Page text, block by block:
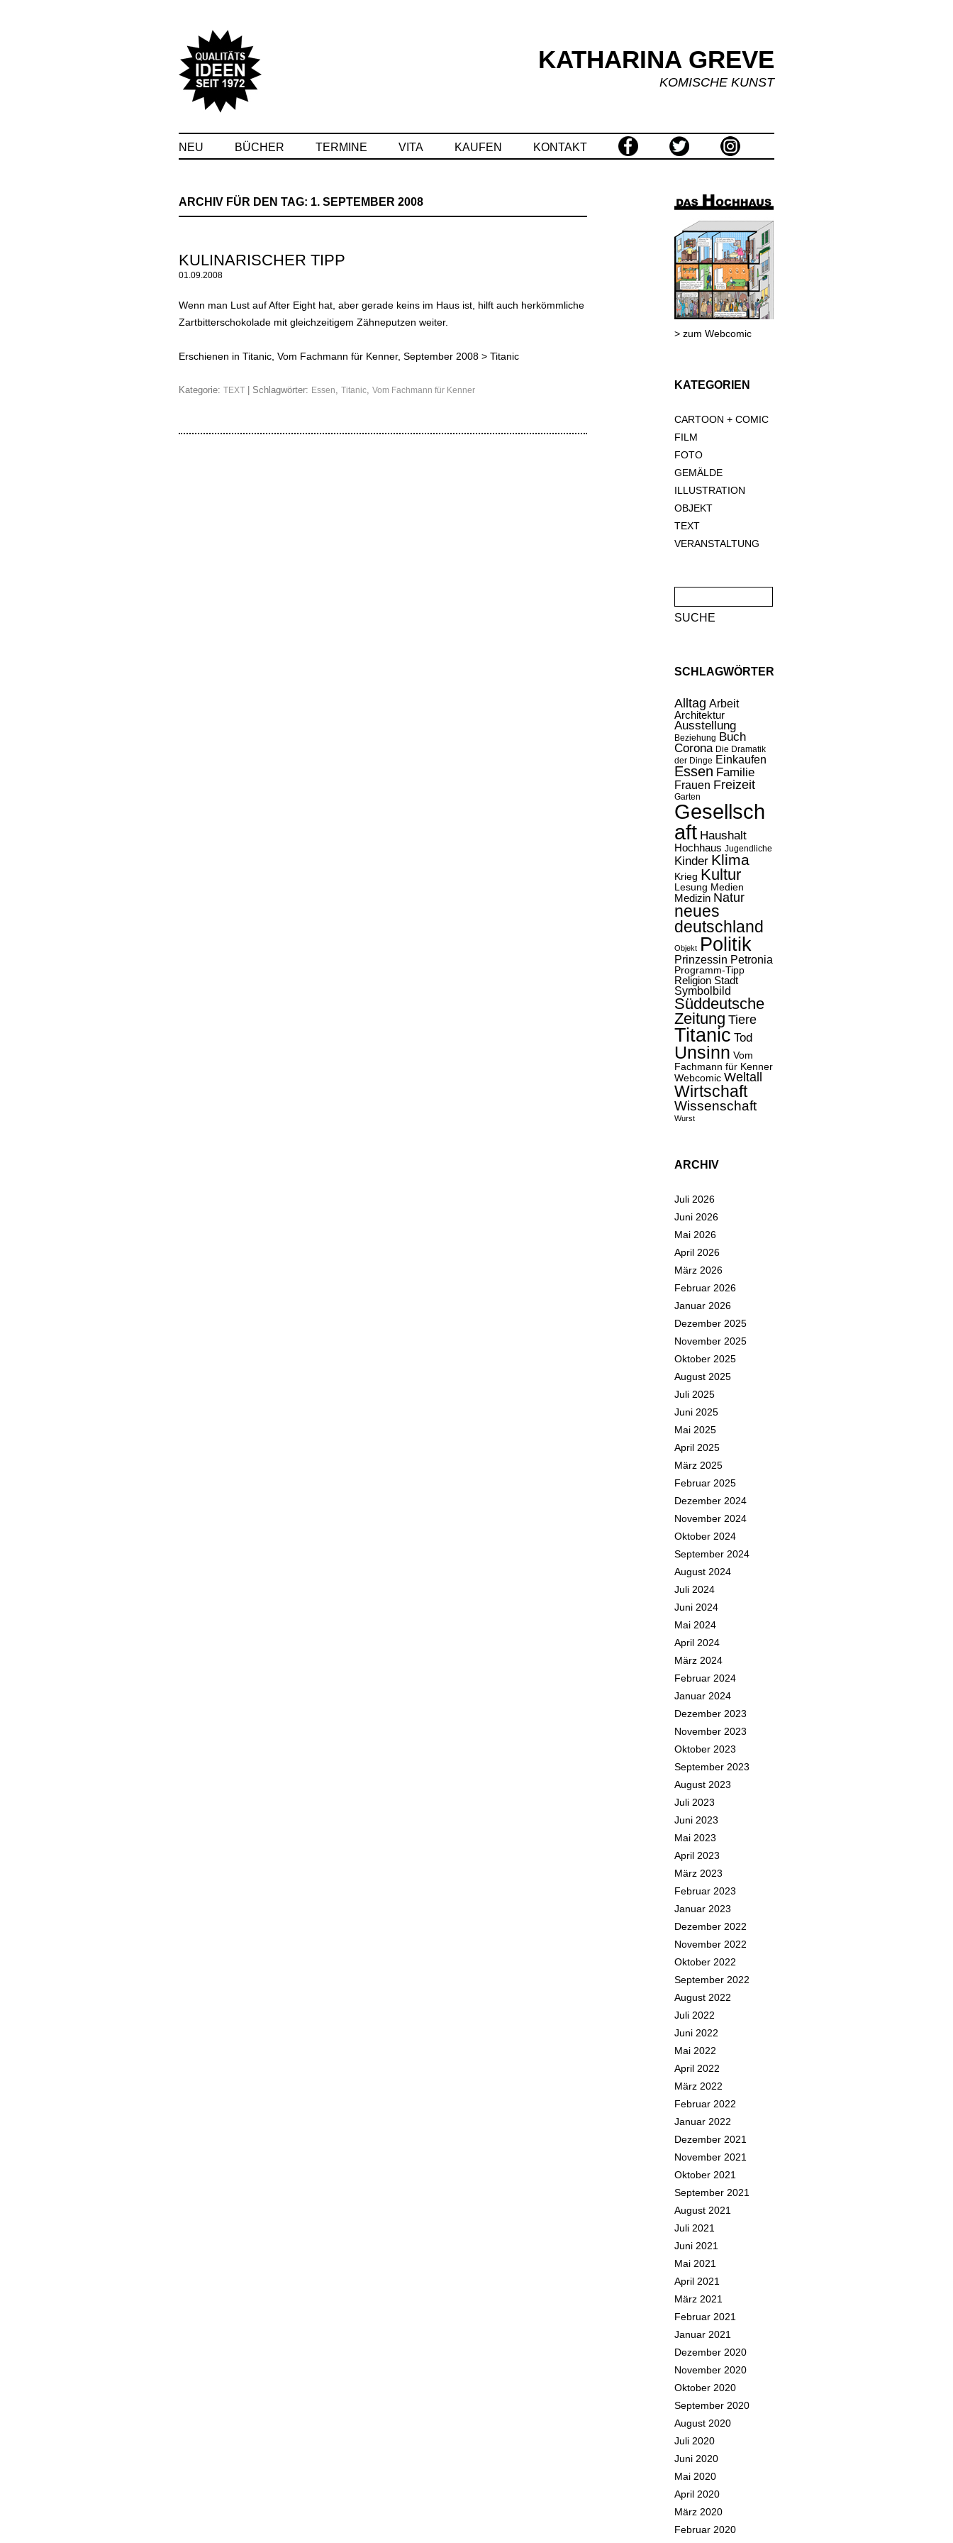
KATHARINA GREVE
KOMISCHE KUNST
NEU BÜCHER TERMINE VITA KAUFEN KONTAKT
ARCHIV FÜR DEN TAG: 1. SEPTEMBER 2008
KULINARISCHER TIPP
01.09.2008
Wenn man Lust auf After Eight hat, aber gerade keins im Haus ist, hilft auch herkömmliche
Zartbitterschokolade mit gleichzeitigem Zähneputzen weiter.
Erschienen in Titanic, Vom Fachmann für Kenner, September 2008 > Titanic
Kategorie: TEXT | Schlagwörter: Essen, Titanic, Vom Fachmann für Kenner
> zum Webcomic
KATEGORIEN
CARTOON + COMIC
FILM
FOTO
GEMÄLDE
ILLUSTRATION
OBJEKT
TEXT
VERANSTALTUNG
nach:
SCHLAGWÖRTER
Alltag Arbeit
Architektur
Ausstellung
Beziehung Buch
Corona Die Dramatik
der Dinge Einkaufen
Essen Familie
Frauen Freizeit
Garten
Gesellsch
aft Haushalt
Hochhaus Jugendliche
Kinder Klima
Krieg Kultur
Lesung Medien
Medizin Natur
neues
deutschland
Objekt Politik
Prinzessin Petronia
Programm-Tipp
Religion Stadt
Symbolbild
Süddeutsche
Zeitung Tiere
Titanic Tod
Unsinn Vom
Fachmann für Kenner
Webcomic Weltall
Wirtschaft
Wissenschaft
Wurst
ARCHIV
Juli 2026
Juni 2026
Mai 2026
April 2026
März 2026
Februar 2026
Januar 2026
Dezember 2025
November 2025
Oktober 2025
August 2025
Juli 2025
Juni 2025
Mai 2025
April 2025
März 2025
Februar 2025
Dezember 2024
November 2024
Oktober 2024
September 2024
August 2024
Juli 2024
Juni 2024
Mai 2024
April 2024
März 2024
Februar 2024
Januar 2024
Dezember 2023
November 2023
Oktober 2023
September 2023
August 2023
Juli 2023
Juni 2023
Mai 2023
April 2023
März 2023
Februar 2023
Januar 2023
Dezember 2022
November 2022
Oktober 2022
September 2022
August 2022
Juli 2022
Juni 2022
Mai 2022
April 2022
März 2022
Februar 2022
Januar 2022
Dezember 2021
November 2021
Oktober 2021
September 2021
August 2021
Juli 2021
Juni 2021
Mai 2021
April 2021
März 2021
Februar 2021
Januar 2021
Dezember 2020
November 2020
Oktober 2020
September 2020
August 2020
Juli 2020
Juni 2020
Mai 2020
April 2020
März 2020
Februar 2020